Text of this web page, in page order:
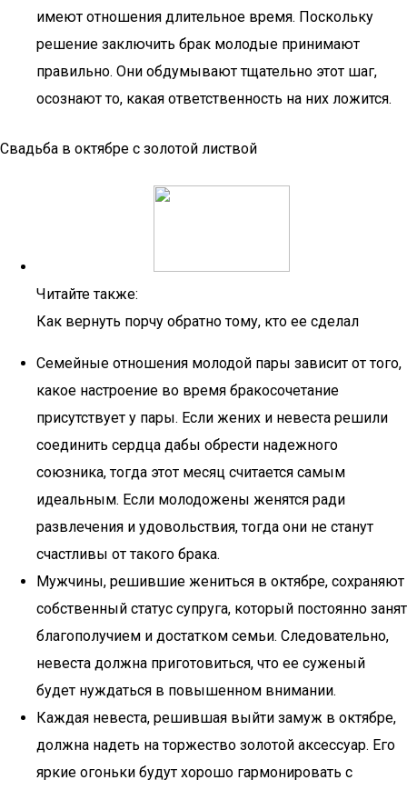
имеют отношения длительное время. Поскольку
решение заключить брак молодые принимают
правильно. Они обдумывают тщательно этот шаг,
осознают то, какая ответственность на них ложится.
Свадьба в октябре с золотой листвой
Читайте также:
Как вернуть порчу обратно тому, кто ее сделал
Семейные отношения молодой пары зависит от того,
какое настроение во время бракосочетание
присутствует у пары. Если жених и невеста решили
соединить сердца дабы обрести надежного
союзника, тогда этот месяц считается самым
идеальным. Если молодожены женятся ради
развлечения и удовольствия, тогда они не станут
счастливы от такого брака.
Мужчины, решившие жениться в октябре, сохраняют
собственный статус супруга, который постоянно занят
благополучием и достатком семьи. Следовательно,
невеста должна приготовиться, что ее суженый
будет нуждаться в повышенном внимании.
Каждая невеста, решившая выйти замуж в октябре,
должна надеть на торжество золотой аксессуар. Его
яркие огоньки будут хорошо гармонировать с